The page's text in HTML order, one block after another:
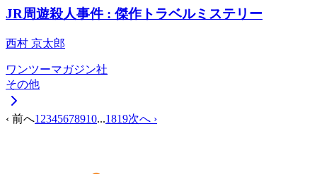
JR周遊殺人事件 : 傑作トラベルミステリー
西村 京太郎
ワンツーマガジン社
その他
‹ 前へ1 2345678910...1819次へ ›